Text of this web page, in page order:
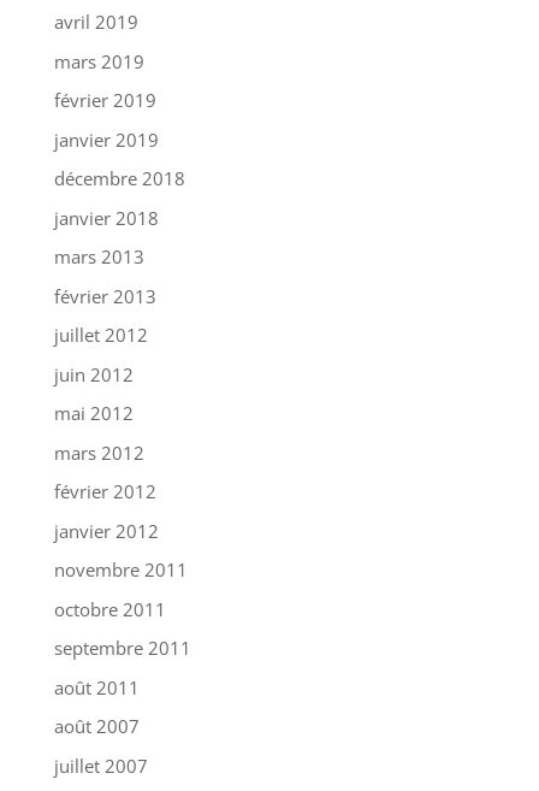
avril 2019
mars 2019
février 2019
janvier 2019
décembre 2018
janvier 2018
mars 2013
février 2013
juillet 2012
juin 2012
mai 2012
mars 2012
février 2012
janvier 2012
novembre 2011
octobre 2011
septembre 2011
août 2011
août 2007
juillet 2007